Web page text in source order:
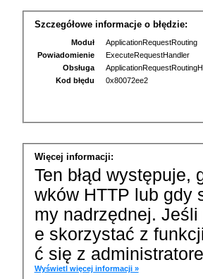
Szczegółowe informacje o błędzie:
Moduł
ApplicationRequestRouting
Powiadomienie
ExecuteRequestHandler
Obsługa
Kod błędu
0x80072ee2
Więcej informacji:
Ten błąd występuje,
wków HTTP lub gdy
my nadrzędnej.
e skorzystać z
ć się z
Wyświetl więcej informacji »